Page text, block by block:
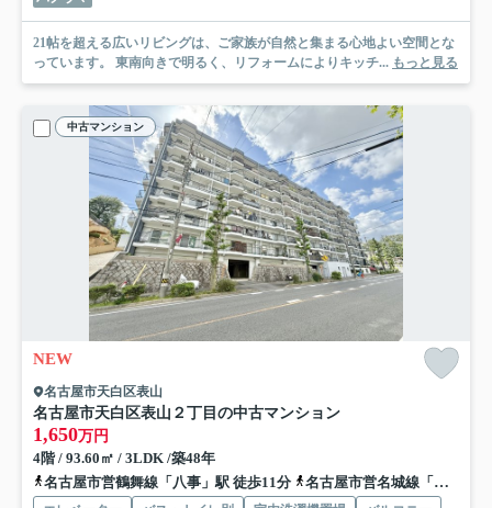
21帖を超える広いリビングは、ご家族が自然と集まる心地よい空間とな
っています。 東南向きで明るく、リフォームによりキッチ... もっと見る
中古マンション
NEW
名古屋市天白区表山
名古屋市天白区表山２丁目の中古マンション
1,650万円
4階 / 93.60㎡ / 3LDK /築48年
名古屋市営鶴舞線「八事」駅 徒歩11分
名古屋市営名城線「総合リハビリセンター」駅 徒歩15分